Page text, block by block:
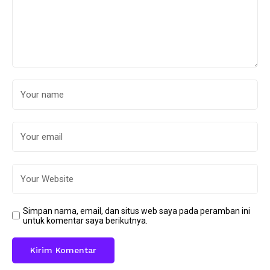
Simpan nama, email, dan situs web saya pada peramban ini
untuk komentar saya berikutnya.